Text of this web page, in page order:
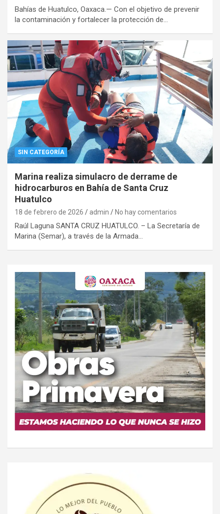
Bahías de Huatulco, Oaxaca.— Con el objetivo de prevenir
la contaminación y fortalecer la protección de…
SIN CATEGORÍA
Marina realiza simulacro de derrame de
hidrocarburos en Bahía de Santa Cruz
Huatulco
18 de febrero de 2026 admin No hay comentarios
Raúl Laguna SANTA CRUZ HUATULCO. – La Secretaría de
Marina (Semar), a través de la Armada…